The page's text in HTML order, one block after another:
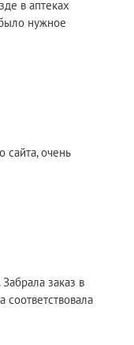
в аптеках
было нужное
сайта, очень
заказ в
соответствовала